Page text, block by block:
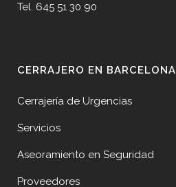
Tel. 645 51 30 90
CERRAJERO EN BARCELONA
Cerrajería de Urgencias
Servicios
Aseoramiento en Seguridad
Proveedores